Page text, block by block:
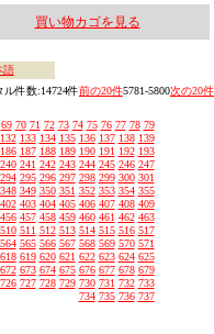
買い物カゴを見る
語
ル件数:14724件前の20件5781-5800次の20件
69 70 71 72 73 74 75 76 77 78 79
132 133 134 135 136 137 138 139
186 187 188 189 190 191 192 193
240 241 242 243 244 245 246 247
294 295 296 297 298 299 300 301
348 349 350 351 352 353 354 355
402 403 404 405 406 407 408 409
456 457 458 459 460 461 462 463
510 511 512 513 514 515 516 517
564 565 566 567 568 569 570 571
618 619 620 621 622 623 624 625
672 673 674 675 676 677 678 679
726 727 728 729 730 731 732 733
734 735 736 737